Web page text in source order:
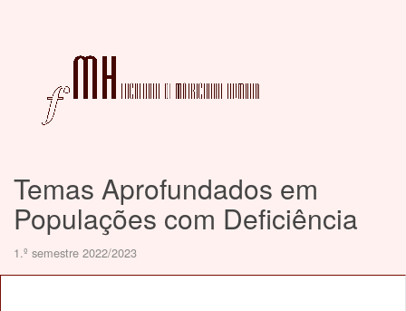
Temas Aprofundados em
Populações com Deficiência
1.º semestre 2022/2023